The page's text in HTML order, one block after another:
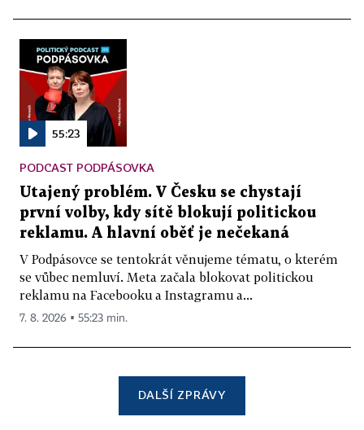
55:23
PODCAST PODPÁSOVKA
Utajený problém. V Česku se chystají
první volby, kdy sítě blokují politickou
reklamu. A hlavní oběť je nečekaná
V Podpásovce se tentokrát věnujeme tématu, o kterém
se vůbec nemluví. Meta začala blokovat politickou
reklamu na Facebooku a Instagramu a...
7. 8. 2026 ▪ 55:23 min.
DALŠÍ ZPRÁVY